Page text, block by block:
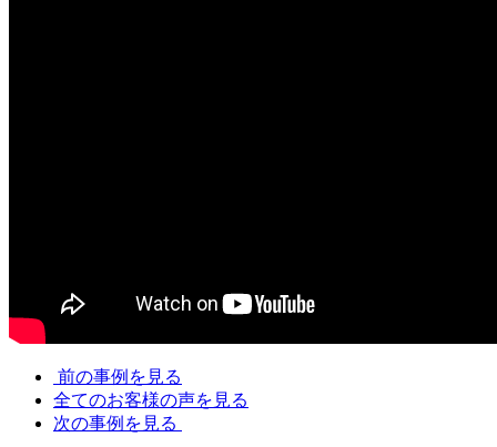
前の事例を見る
全てのお客様の声を見る
次の事例を見る